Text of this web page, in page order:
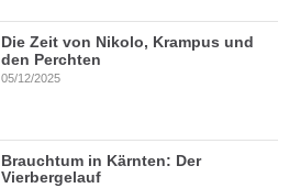
Die Zeit von Nikolo, Krampus und
den Perchten
05/12/2025
Brauchtum in Kärnten: Der
Vierbergelauf